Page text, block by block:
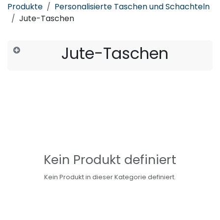
Produkte
Personalisierte Taschen und Schachteln
Jute-Taschen
Jute-Taschen
Kein Produkt definiert
Kein Produkt in dieser Kategorie definiert.